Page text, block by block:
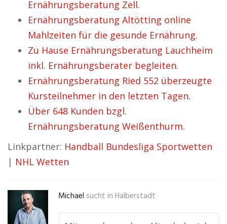
Ernährungsberatung Zell.
Ernährungsberatung Altötting online
Mahlzeiten für die gesunde Ernährung.
Zu Hause Ernährungsberatung Lauchheim
inkl. Ernährungsberater begleiten.
Ernährungsberatung Ried 552 überzeugte
Kursteilnehmer in den letzten Tagen.
Über 648 Kunden bzgl.
Ernährungsberatung Weißenthurm.
Linkpartner: Handball Bundesliga Sportwetten
| NHL Wetten
Michael sucht in Halberstadt